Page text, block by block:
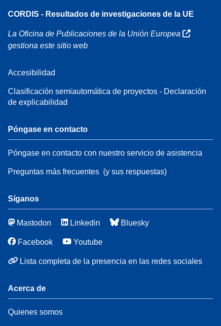
CORDIS - Resultados de investigaciones de la UE
La Oficina de Publicaciones de la Unión Europea
gestiona este sitio web
Accesibilidad
Clasificación semiautomática de proyectos - Declaración
de explicabilidad
Póngase en contacto
Póngase en contacto con nuestro servicio de asistencia
Preguntas más frecuentes (y sus respuestas)
Síganos
Mastodon Linkedin Bluesky
Facebook Youtube
Lista completa de la presencia en las redes sociales
Acerca de
Quienes somos